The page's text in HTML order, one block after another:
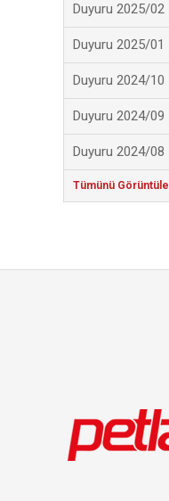
Duyuru 2025/02
Duyuru 2025/01
Duyuru 2024/10
Duyuru 2024/09
Duyuru 2024/08
Tümünü Görüntüle